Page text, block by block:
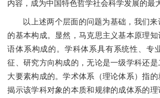
内容，成为中国特色哲学社会科学发展的最
以上述两个层面的问题为基础，我们
的基本构成。显然，马克思主义基本原理
语体系构成的。学科体系具有系统性、专
征、研究方向构成的，无论是一级学科还
大要素构成的。学术体系（理论体系）指
揭示该学科对象的本质和规律的成体系的